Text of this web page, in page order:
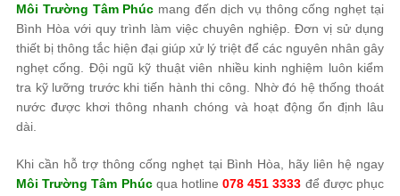
Môi Trường Tâm Phúc mang đến dịch vụ thông cống nghẹt tại
Bình Hòa với quy trình làm việc chuyên nghiệp. Đơn vị sử dụng
thiết bị thông tắc hiện đại giúp xử lý triệt để các nguyên nhân gây
nghẹt cống. Đội ngũ kỹ thuật viên nhiều kinh nghiệm luôn kiểm
tra kỹ lưỡng trước khi tiến hành thi công. Nhờ đó hệ thống thoát
nước được khơi thông nhanh chóng và hoạt động ổn định lâu
dài.
Khi cần hỗ trợ thông cống nghẹt tại Bình Hòa, hãy liên hệ ngay
Môi Trường Tâm Phúcqua hotline078 451 3333 để được phục